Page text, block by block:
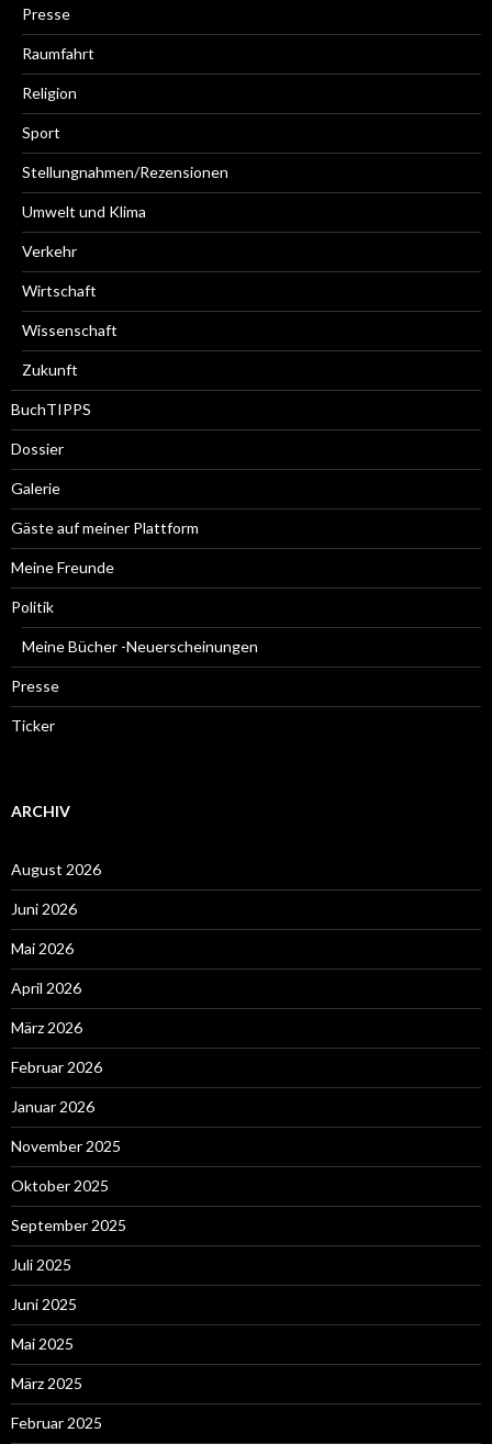
Presse
Raumfahrt
Religion
Sport
Stellungnahmen/Rezensionen
Umwelt und Klima
Verkehr
Wirtschaft
Wissenschaft
Zukunft
BuchTIPPS
Dossier
Galerie
Gäste auf meiner Plattform
Meine Freunde
Politik
Meine Bücher -Neuerscheinungen
Presse
Ticker
ARCHIV
August 2026
Juni 2026
Mai 2026
April 2026
März 2026
Februar 2026
Januar 2026
November 2025
Oktober 2025
September 2025
Juli 2025
Juni 2025
Mai 2025
März 2025
Februar 2025